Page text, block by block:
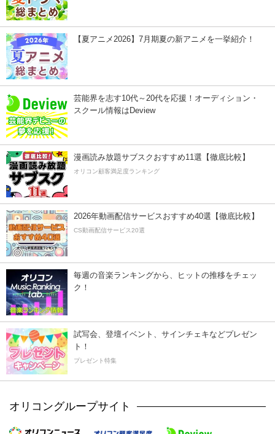
【夏アニメ2026】7月期夏の新アニメを一挙紹介！
芸能界を志す10代～20代を応援！オーディション・
スクール情報はDeview
漫画読み放題サブスクおすすめ11選【徹底比較】
オリコン顧客満足度ランキング
2026年動画配信サービスおすすめ40選【徹底比較】
CS動画配信サービス20選
毎週の音楽ランキングから、ヒットの推移をチェッ
ク！
試写会、登壇イベント、サインチェキなどプレゼン
ト！
プレゼント特集
オリコングループサイト